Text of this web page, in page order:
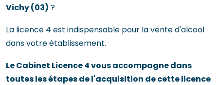
Vichy (03) ?
La licence 4 est indispensable pour la vente d'alcool
dans votre établissement.
Le Cabinet Licence 4 vous accompagne dans
toutes les étapes de l'acquisition de cette licence